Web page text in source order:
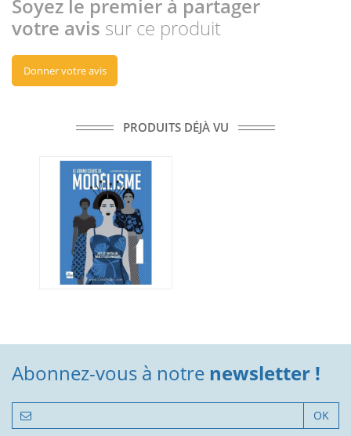
Soyez le premier à partager
votre avis sur ce produit
Donner votre avis
PRODUITS DÉJÀ VU
Abonnez-vous à notre newsletter !
OK